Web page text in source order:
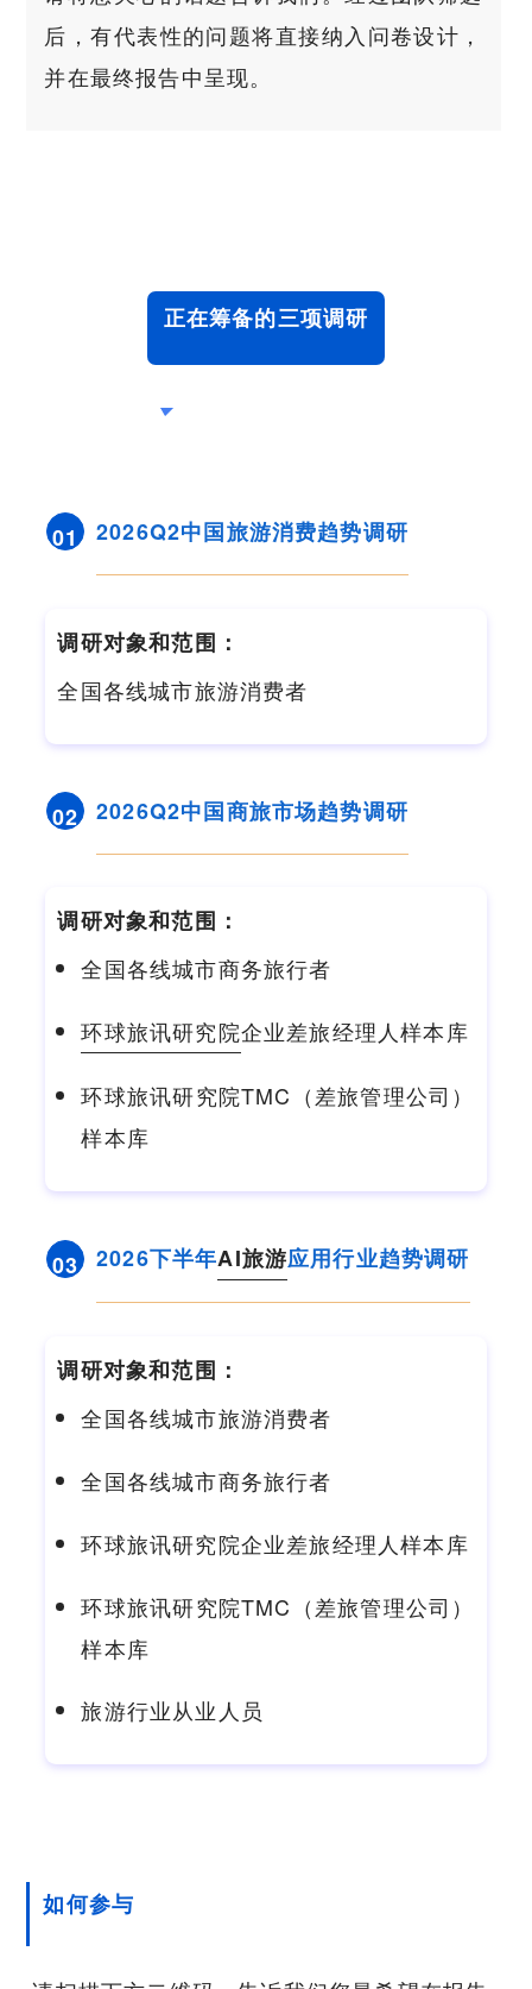
后，有代表性的问题将直接纳入问卷设计，
并在最终报告中呈现。
正在筹备的三项调研
01 2026Q2中国旅游消费趋势调研
调研对象和范围：
全国各线城市旅游消费者
02 2026Q2中国商旅市场趋势调研
调研对象和范围：
全国各线城市商务旅行者
环球旅讯研究院企业差旅经理人样本库
环球旅讯研究院TMC （差旅管理公司）
样本库
03 2026下半年AI旅游应用行业趋势调研
调研对象和范围：
全国各线城市旅游消费者
全国各线城市商务旅行者
环球旅讯研究院企业差旅经理人样本库
环球旅讯研究院TMC（差旅管理公司）
样本库
旅游行业从业人员
如何参与